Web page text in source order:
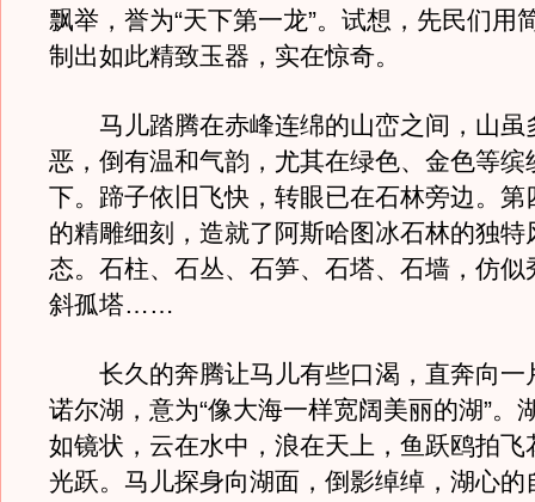
飘举，誉为“天下第一龙”。试想，先民们用
制出如此精致玉器，实在惊奇。
马儿踏腾在赤峰连绵的山峦之间，山虽
恶，倒有温和气韵，尤其在绿色、金色等缤
下。蹄子依旧飞快，转眼已在石林旁边。第
的精雕细刻，造就了阿斯哈图冰石林的独特
态。石柱、石丛、石笋、石塔、石墙，仿似
斜孤塔……
长久的奔腾让马儿有些口渴，直奔向一
诺尔湖，意为“像大海一样宽阔美丽的湖”。
如镜状，云在水中，浪在天上，鱼跃鸥拍飞
光跃。马儿探身向湖面，倒影绰绰，湖心的